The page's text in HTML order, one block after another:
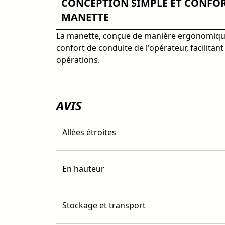
CONCEPTION SIMPLE ET
MANETTE
La manette, conçue de manière
confort de conduite de l'opérateur, facilitant
opérations.
AVIS
Allées étroites
En hauteur
Stockage et transport